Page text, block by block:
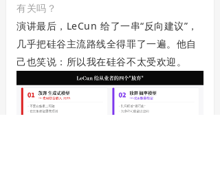
有关吗？
演讲最后，LeCun 给了一串“反向建议”，
几乎把硅谷主流路线全得罪了一遍。他自
己也笑说：所以我在硅谷不太受欢迎。